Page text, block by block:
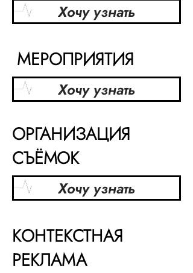
Хочу узнать
МЕРОПРИЯТИЯ
Хочу узнать
ОРГАНИЗАЦИЯ
СЪЁМОК
Хочу узнать
КОНТЕКСТНАЯ
РЕКЛАМА